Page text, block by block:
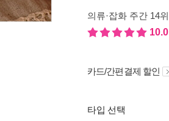
의류·잡화 주간 14위
10.0
카드/간편결제 할인
타입 선택